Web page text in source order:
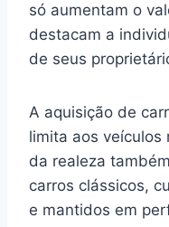
só aumentam o
destacam a
de seus
A aquisição de
limita aos veículos
da realeza
carros clássicos,
e mantidos em